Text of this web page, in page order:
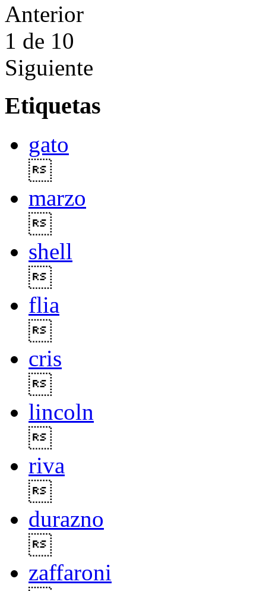
Anterior
1 de 10
Siguiente
Etiquetas
gato
marzo
shell
flia
cris
lincoln
riva
durazno
zaffaroni